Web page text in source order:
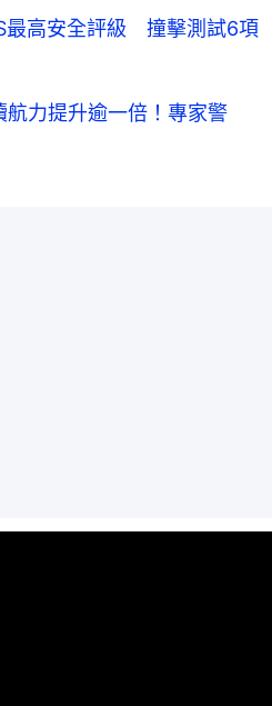
高安全評級 撞擊測試6項
力提升逾一倍！專家警